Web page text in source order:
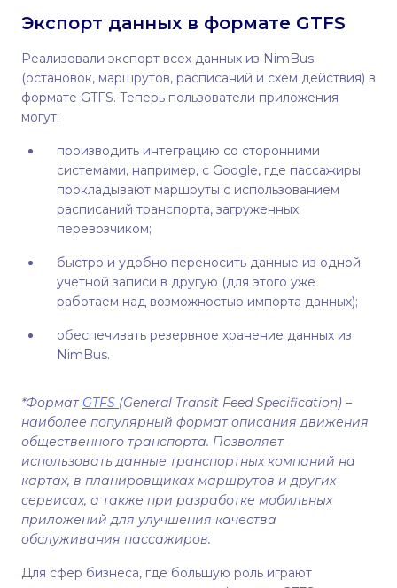
Экспорт данных в формате GTFS
Реализовали экспорт всех данных из NimBus
(остановок, маршрутов, расписаний и схем действия) в
формате GTFS. Теперь пользователи приложения
могут:
производить интеграцию со сторонними
системами, например, с Google, где пассажиры
прокладывают маршруты с использованием
расписаний транспорта, загруженных
перевозчиком;
быстро и удобно переносить данные из одной
учетной записи в другую (для этого уже
работаем над возможностью импорта данных);
обеспечивать резервное хранение данных из
NimBus.
*Формат GTFS (General Transit Feed Specification) –
наиболее популярный формат описания движения
общественного транспорта. Позволяет
использовать данные транспортных компаний на
картах, в планировщиках маршрутов и других
сервисах, а также при разработке мобильных
приложений для улучшения качества
обслуживания пассажиров.
Для сфер бизнеса, где большую роль играют